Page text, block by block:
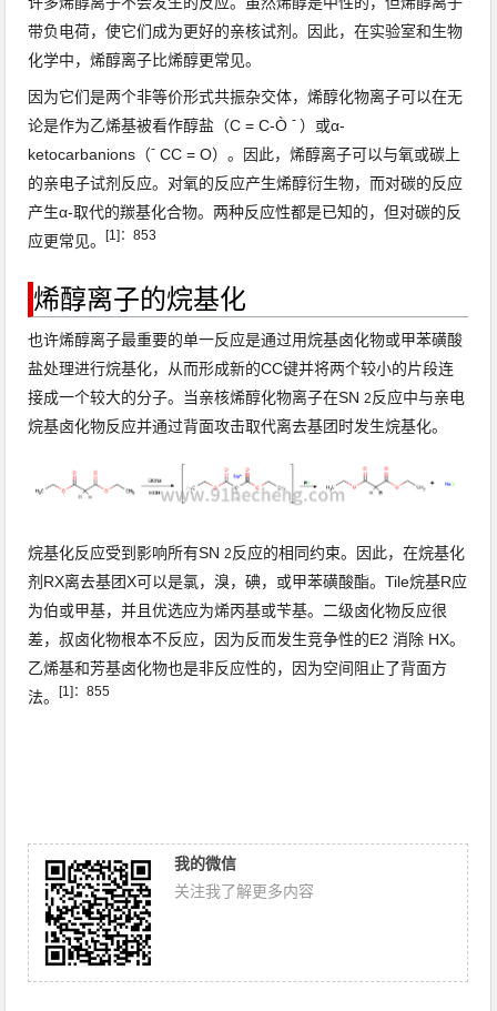
带负电荷，使它们成为更好的亲核试剂。 因此，在实验室和生物
化学中，烯醇离子比烯醇更常见。
因为它们是两个非等价形式共振杂交体，烯醇化物离子可以在无
论是作为乙烯基被看作醇盐 （C = C-Ò-） 或α-
ketocarbanions（- CC = O）。 因此，烯醇离子可以与氧或碳上
的亲电子试剂反应。 对氧的反应产生烯醇衍生物，而对碳的反应
产生α-取代的羰基化合物。两种反应性都是已知的，但对碳的反
应更常见。[1] ：853
烯醇离子的烷基化
也许烯醇离子最重要的单一反应是通过用烷基卤化物或甲苯磺酸
盐处理进行烷基化，从而形成新的CC键并将两个较小的片段连
接成一个较大的分子。 当亲核烯醇化物离子在SN2反应中与亲电
烷基卤化物反应并通过背面攻击取代离去基团 时发生烷基化。
烷基化反应受到影响所有SN2反应的相同约束。 因此，在烷基化
剂RX离去基团X可以是氯，溴，碘，或甲苯磺酸酯。Tile烷基R应
为伯或甲基，并且优选应为烯丙基或苄基。二级卤化物反应很
差，叔卤化物根本不反应，因为反而发生竞争性的E2消除 HX。
乙烯基和芳基卤化物也是非反应性的，因为空间阻止了背面方
法。[1] ：855
我的微信
关注我了解更多内容